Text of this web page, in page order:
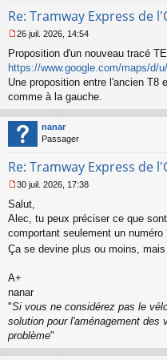
o
l
u
Re: Tramway Express de
e
s
s
g
n
o
l
u
26 juil. 2026, 14:54
Proposition d'un nouveau tracé
https://www.google.com/maps/d/
Une proposition entre l'ancien T8
comme à la gauche.
nanar
Passager
Re: Tramway Express de
e
s
s
g
n
o
n
l
u
30 juil. 2026, 17:38
Salut,
Alec, tu peux préciser ce que
comportant seulement un numéro
Ça se devine plus ou moins,
A+
nanar
"Si vous ne considérez pas le
solution pour l'aménagement des
problème"